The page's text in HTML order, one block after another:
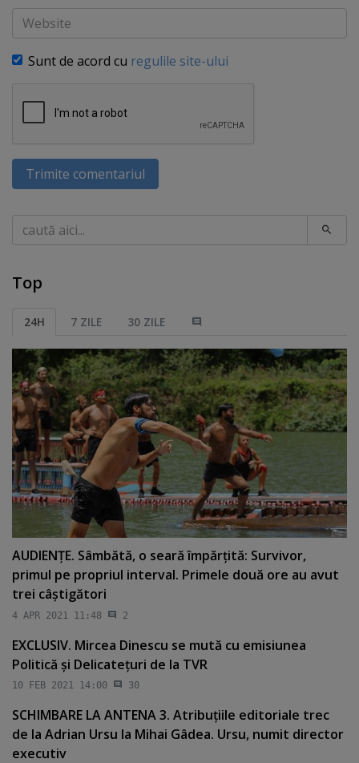
Website
Sunt de acord cu regulile site-ului
Trimite comentariul
Caută
Top
24H 7 ZILE 30 ZILE
AUDIENŢE. Sâmbătă, o seară împărţită: Survivor,
primul pe propriul interval. Primele două ore au avut
trei câştigători
4 APR 2021 11:48 2
EXCLUSIV. Mircea Dinescu se mută cu emisiunea
Politică şi Delicateţuri de la TVR
10 FEB 2021 14:00 30
SCHIMBARE LA ANTENA 3. Atribuţiile editoriale trec
de la Adrian Ursu la Mihai Gâdea. Ursu, numit director
executiv